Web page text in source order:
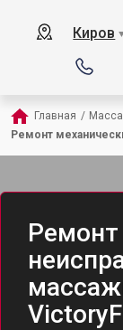
Киров
Главная /
Ремонт
Ремонт